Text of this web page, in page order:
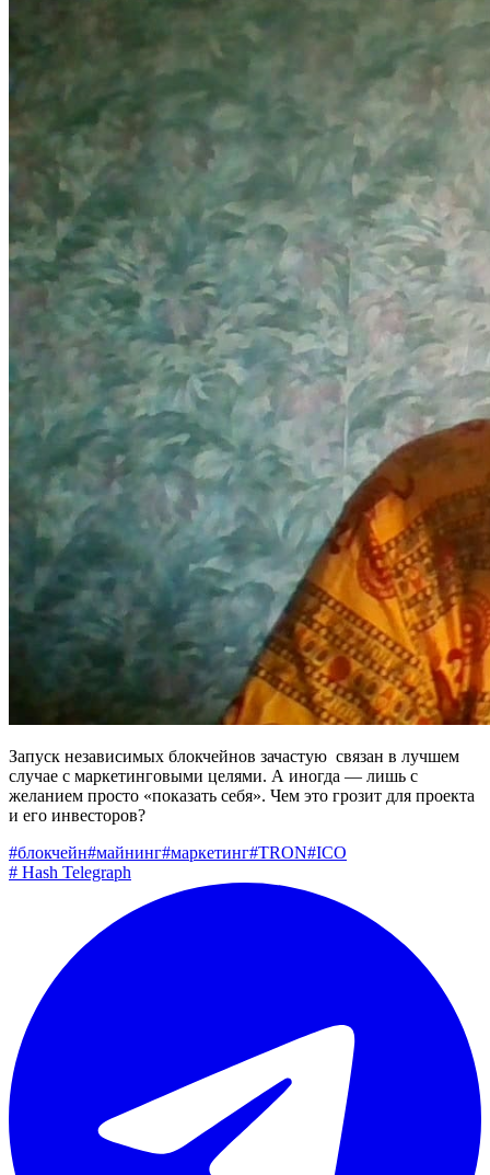
Запуск независимых блокчейнов зачастую связан в лучшем
случае с маркетинговыми целями. А иногда — лишь с
желанием просто «показать себя». Чем это грозит для проекта
и его инвесторов?
#блокчейн#майнинг#маркетинг#TRON#ICO
# Hash Telegraph